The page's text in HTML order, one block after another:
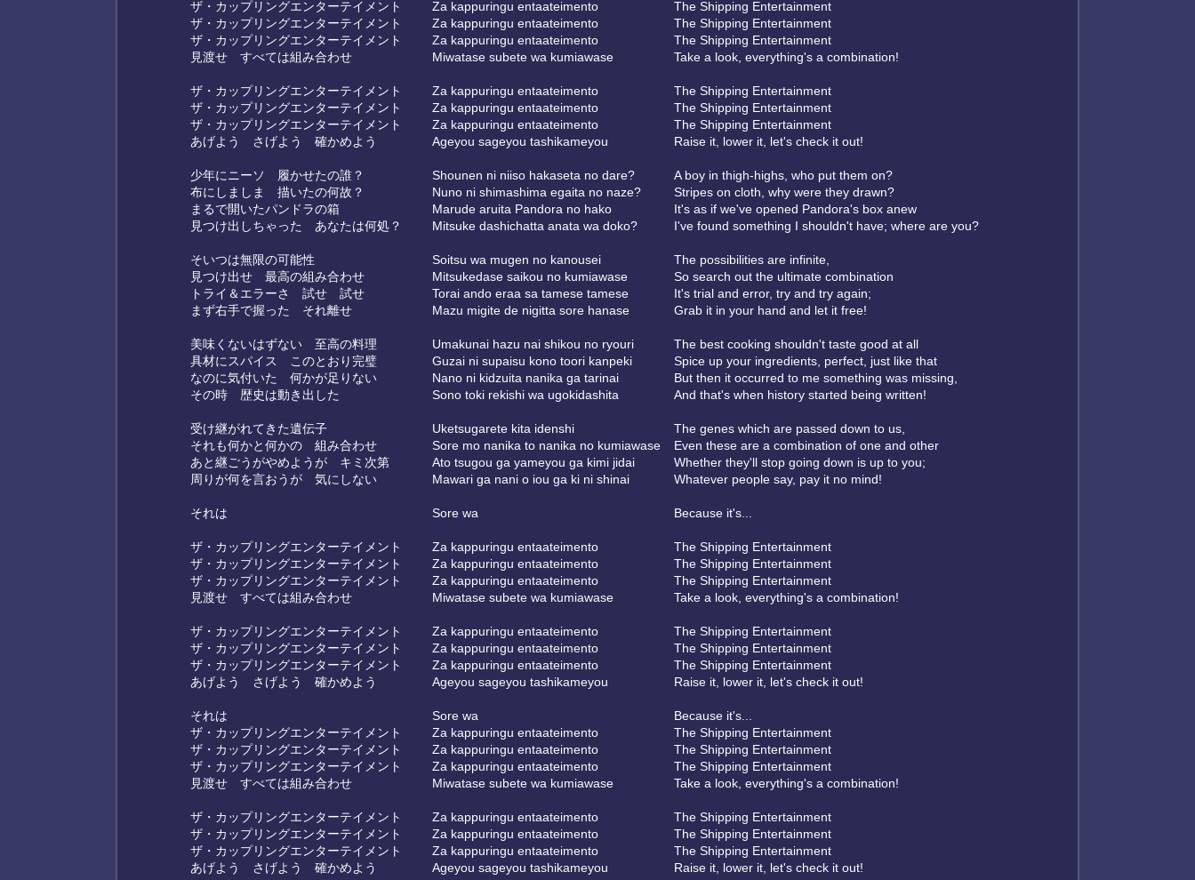
ザ・カップリングエンターテイメント
ザ・カップリングエンターテイメント
ザ・カップリングエンターテイメント
見渡せ すべては組み合わせ
ザ・カップリングエンターテイメント
ザ・カップリングエンターテイメント
ザ・カップリングエンターテイメント
あげよう さげよう 確かめよう
少年にニーソ 履かせたの誰？
布にしましま 描いたの何故？
まるで開いたパンドラの箱
見つけ出しちゃった あなたは何処？
そいつは無限の可能性
見つけ出せ 最高の組み合わせ
トライ＆エラーさ 試せ 試せ
まず右手で握った それ離せ
美味くないはずない 至高の料理
具材にスパイス このとおり完璧
なのに気付いた 何かが足りない
その時 歴史は動き出した
受け継がれてきた遺伝子
それも何かと何かの 組み合わせ
あと継ごうがやめようが キミ次第
周りが何を言おうが 気にしない
それは
ザ・カップリングエンターテイメント
ザ・カップリングエンターテイメント
ザ・カップリングエンターテイメント
見渡せ すべては組み合わせ
ザ・カップリングエンターテイメント
ザ・カップリングエンターテイメント
ザ・カップリングエンターテイメント
あげよう さげよう 確かめよう
それは
ザ・カップリングエンターテイメント
ザ・カップリングエンターテイメント
ザ・カップリングエンターテイメント
見渡せ すべては組み合わせ
ザ・カップリングエンターテイメント
ザ・カップリングエンターテイメント
ザ・カップリングエンターテイメント
あげよう さげよう 確かめよう
Za kappuringu entaateimento
Za kappuringu entaateimento
Za kappuringu entaateimento
Miwatase subete wa kumiawase
Za kappuringu entaateimento
Za kappuringu entaateimento
Za kappuringu entaateimento
Ageyou sageyou tashikameyou
Shounen ni niiso hakaseta no dare?
Nuno ni shimashima egaita no naze?
Marude aruita Pandora no hako
Mitsuke dashichatta anata wa doko?
Soitsu wa mugen no kanousei
Mitsukedase saikou no kumiawase
Torai ando eraa sa tamese tamese
Mazu migite de nigitta sore hanase
Umakunai hazu nai shikou no ryouri
Guzai ni supaisu kono toori kanpeki
Nano ni kidzuita nanika ga tarinai
Sono toki rekishi wa ugokidashita
Uketsugarete kita idenshi
Sore mo nanika to nanika no kumiawase
Ato tsugou ga yameyou ga kimi jidai
Mawari ga nani o iou ga ki ni shinai
Sore wa
Za kappuringu entaateimento
Za kappuringu entaateimento
Za kappuringu entaateimento
Miwatase subete wa kumiawase
Za kappuringu entaateimento
Za kappuringu entaateimento
Za kappuringu entaateimento
Ageyou sageyou tashikameyou
Sore wa
Za kappuringu entaateimento
Za kappuringu entaateimento
Za kappuringu entaateimento
Miwatase subete wa kumiawase
Za kappuringu entaateimento
Za kappuringu entaateimento
Za kappuringu entaateimento
Ageyou sageyou tashikameyou
The Shipping Entertainment
The Shipping Entertainment
The Shipping Entertainment
Take a look, everything's a combination!
The Shipping Entertainment
The Shipping Entertainment
The Shipping Entertainment
Raise it, lower it, let's check it out!
A boy in thigh-highs, who put them on?
Stripes on cloth, why were they drawn?
It's as if we've opened Pandora's box anew
I've found something I shouldn't have; where are you?
The possibilities are infinite,
So search out the ultimate combination
It's trial and error, try and try again;
Grab it in your hand and let it free!
The best cooking shouldn't taste good at all
Spice up your ingredients, perfect, just like that
But then it occurred to me something was missing,
And that's when history started being written!
The genes which are passed down to us,
Even these are a combination of one and other
Whether they'll stop going down is up to you;
Whatever people say, pay it no mind!
Because it's...
The Shipping Entertainment
The Shipping Entertainment
The Shipping Entertainment
Take a look, everything's a combination!
The Shipping Entertainment
The Shipping Entertainment
The Shipping Entertainment
Raise it, lower it, let's check it out!
Because it's...
The Shipping Entertainment
The Shipping Entertainment
The Shipping Entertainment
Take a look, everything's a combination!
The Shipping Entertainment
The Shipping Entertainment
The Shipping Entertainment
Raise it, lower it, let's check it out!